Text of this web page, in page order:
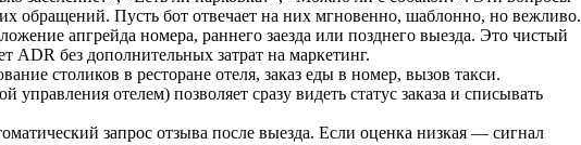
обращений. Пусть бот отвечает на них мгновенно, шаблонно, но вежливо.
апгрейда номера, раннего заезда или позднего выезда. Это чистый
ADR без дополнительных затрат на маркетинг.
столиков в ресторане отеля, заказ еды в номер, вызов такси.
управления отелем) позволяет сразу видеть статус заказа и списывать
запрос отзыва после выезда. Если оценка низкая — сигнал